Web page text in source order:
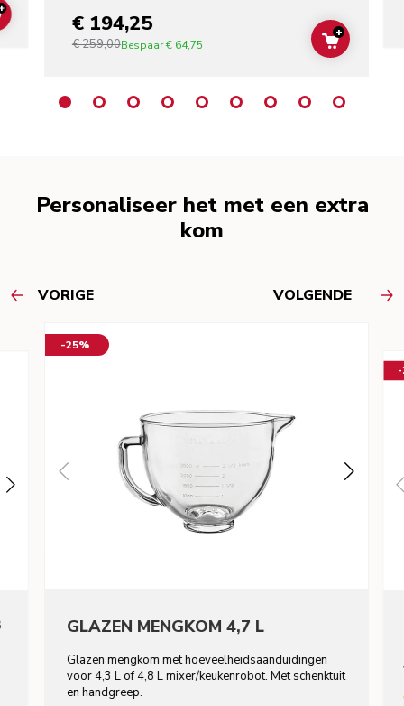
ADD TO CART€ 194,25
€ 259,00Bespaar€ 64,75 ADD TO
+
Personaliseer het met een extra
kom
VORIGE VOLGENDE
-25%
GLAZEN MENGKOM 4,7 L
Glazen mengkom met hoeveelheidsaanduidingen
voor 4,3 L of 4,8 L mixer/keukenrobot. Met schenktuit
en handgreep.
-